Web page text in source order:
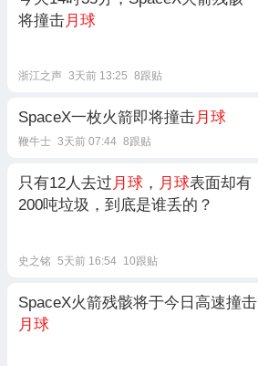
将撞击月球
浙江之声 3天前 13:25 8跟贴
SpaceX一枚火箭即将撞击月球
鞭牛士 3天前 07:44 8跟贴
只有12人去过 月球 ， 月球表面却有
200吨垃圾，到底是谁丢的？
史之铭 5天前 16:54 10跟贴
SpaceX火箭残骸将于今日高速撞击
月球